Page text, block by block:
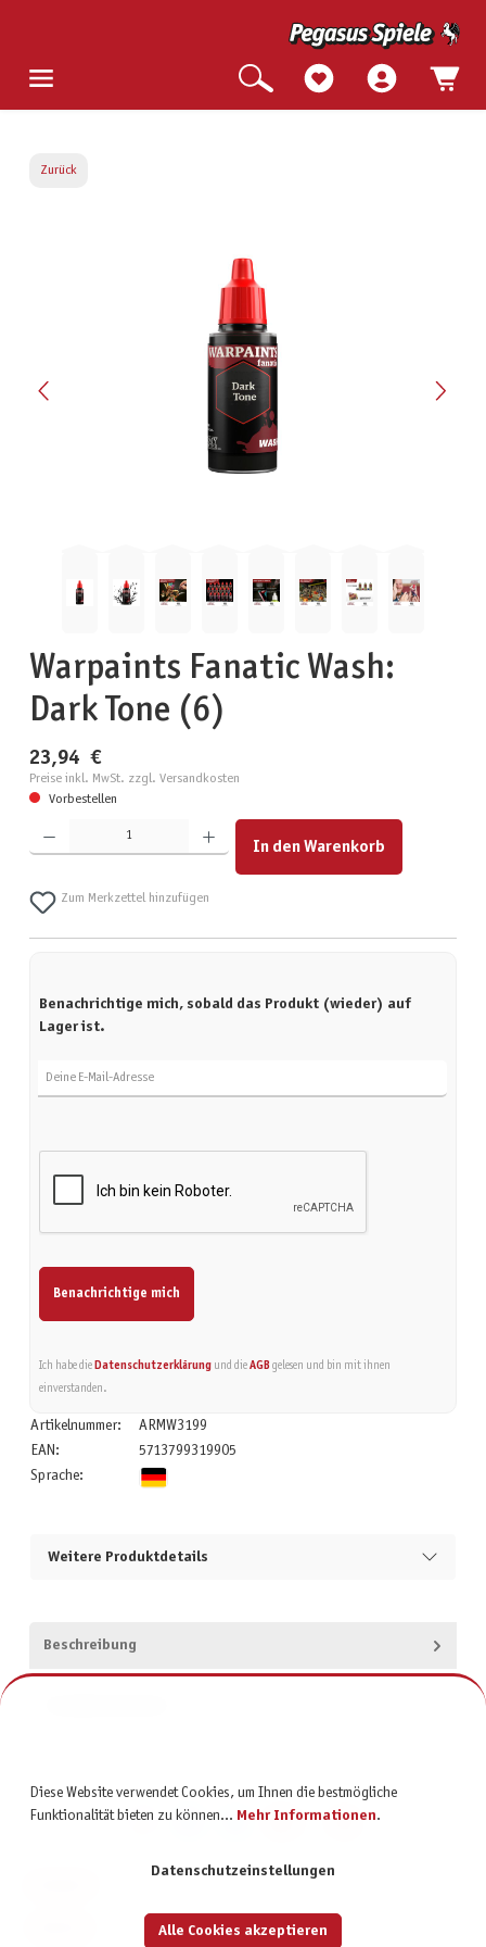
Zurück
Warpaints Fanatic Wash:
Dark Tone (6)
23,94 €
Preise inkl. MwSt. zzgl. Versandkosten
Vorbestellen
Produkt Anzahl: Gib den gewünschten Wert ein oder benutze die Schaltflächen um die Anzahl zu
In den Warenkorb
Zum Merkzettel hinzufügen
Benachrichtige mich, sobald das Produkt (wieder) auf
Lager ist.
Benachrichtige mich
Ich habe die Datenschutzerklärungund die AGBgelesen und bin mit ihnen
einverstanden.
Artikelnummer:
ARMW3199
EAN:
5713799319905
Sprache:
Weitere Produktdetails
Beschreibung
Diese Website verwendet Cookies, um Ihnen die bestmögliche
Funktionalität bieten zu können... Mehr Informationen.
Datenschutzeinstellungen
Alle Cookies akzeptieren